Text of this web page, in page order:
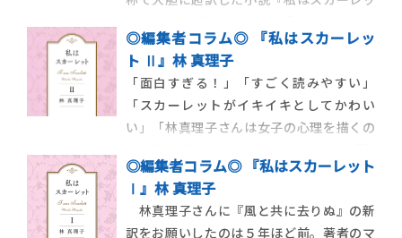
魅力、作品の世界観について語り合いまし
た。
ク」とはこういうことを言うのだ、という
くらい、息つく暇もない展開が魅力の本
作。
◎編集者コラム◎ 『私はスカーレッ
ト Ⅱ』林 真理子
「面白すぎる！」「すごく読みやすい」
「スカーレットがイキイキとしてかわい
い」「林真理子さんは女子の心理を描くの
はスカーレット』待望の第２巻をお届けし
ます。第１巻はありがたいことに大好評で、
こんな嬉しい感想もたくさん頂きました。
◎編集者コラム◎ 『私はスカーレット
Ⅰ』林 真理子
林真理子さんに『風と共に去りぬ』の新
訳をお願いしたのは５年ほど前。著者のマ